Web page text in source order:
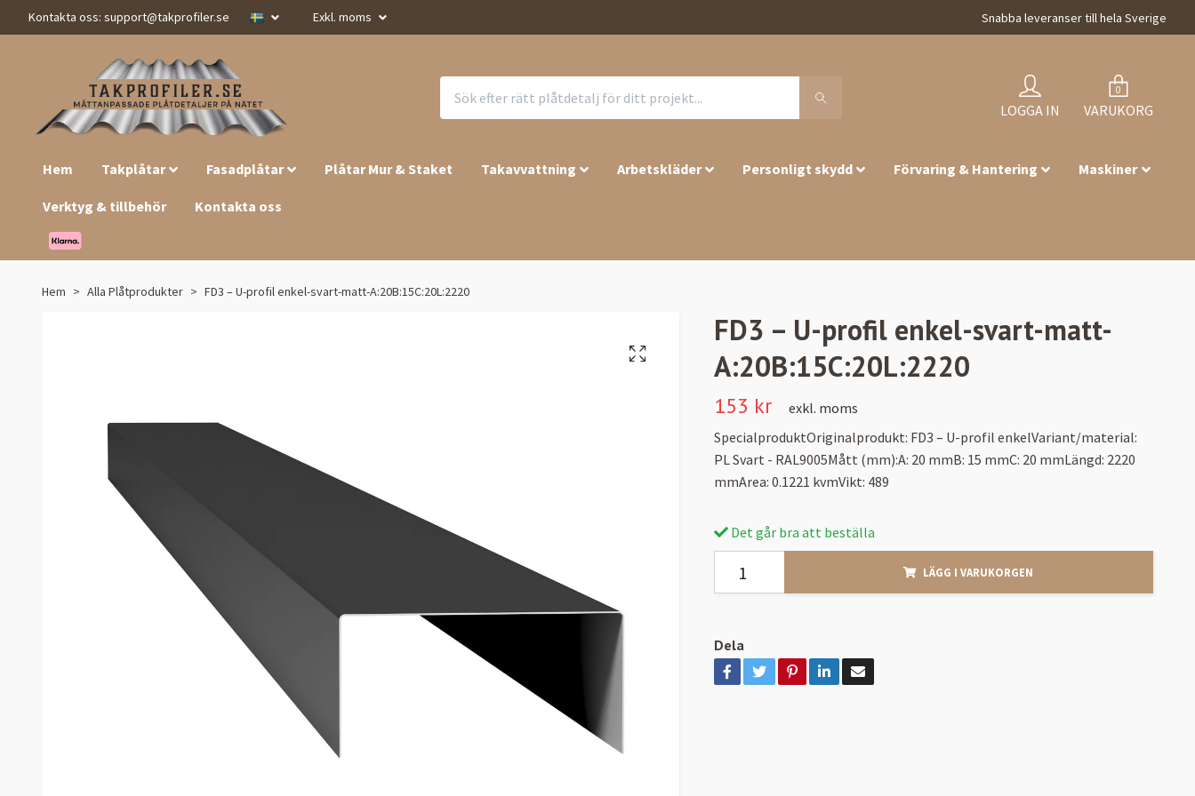
Kontakta oss: support@takprofiler.se Exkl. moms Snabba leveranser till hela Sverige
LOGGA IN
0
VARUKORG
Hem Takplåtar Fasadplåtar Plåtar Mur & Staket Takavvattning Arbetskläder Personligt skydd Förvaring & Hantering Maskiner
Verktyg & tillbehör Kontakta oss
Hem Alla Plåtprodukter FD3 – U-profil enkel-svart-matt-A:20B:15C:20L:2220
FD3 – U-profil enkel-svart-matt-
A:20B:15C:20L:2220
153 kr
exkl. moms
SpecialproduktOriginalprodukt: FD3 – U-profil enkelVariant/material:
PL Svart - RAL9005Mått (mm):A: 20 mmB: 15 mmC: 20 mmLängd: 2220
mmArea: 0.1221 kvmVikt: 489
Det går bra att beställa
LÄGG I VARUKORGEN
Dela